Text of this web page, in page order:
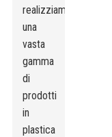
realizziamo
una
vasta
gamma
di
prodotti
in
plastica